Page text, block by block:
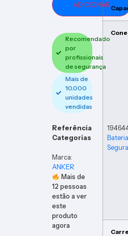
ADICIONAR
Recomendado
por
profissionais
de segurança
Mais de
10.000
unidades
vendidas
Referência
Categorias
Marca:
ANKER
Mais de
12 pessoas
estão a ver
este
produto
agora